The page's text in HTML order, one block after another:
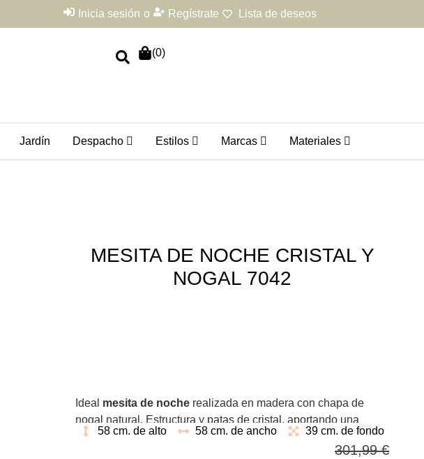
Inicia sesión o Regístrate Lista de deseos
(0)
Jardín Despacho Estilos Marcas Materiales
MESITA DE NOCHE CRISTAL Y
NOGAL 7042
Ideal mesita de noche realizada en madera con chapa de
nogal natural. Estructura y patas de cristal, aportando una
moderna e innovadora intención de renovar lo clásico, como es
58 cm. de alto 58 cm. de ancho 39 cm. de fondo
301,99€